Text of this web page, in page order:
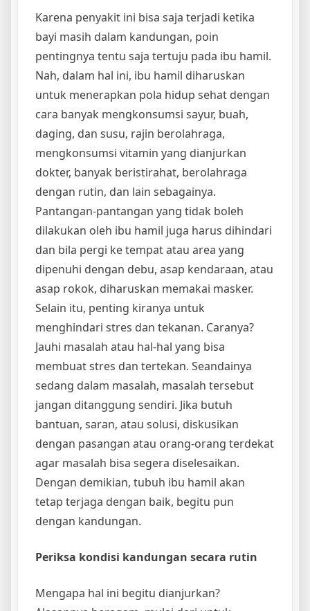
Karena penyakit ini bisa saja terjadi ketika
bayi masih dalam kandungan, poin
pentingnya tentu saja tertuju pada ibu hamil.
Nah, dalam hal ini, ibu hamil diharuskan
untuk menerapkan pola hidup sehat dengan
cara banyak mengkonsumsi sayur, buah,
daging, dan susu, rajin berolahraga,
mengkonsumsi vitamin yang dianjurkan
dokter, banyak beristirahat, berolahraga
dengan rutin, dan lain sebagainya.
Pantangan-pantangan yang tidak boleh
dilakukan oleh ibu hamil juga harus dihindari
dan bila pergi ke tempat atau area yang
dipenuhi dengan debu, asap kendaraan, atau
asap rokok, diharuskan memakai masker.
Selain itu, penting kiranya untuk
menghindari stres dan tekanan. Caranya?
Jauhi masalah atau hal-hal yang bisa
membuat stres dan tertekan. Seandainya
sedang dalam masalah, masalah tersebut
jangan ditanggung sendiri. Jika butuh
bantuan, saran, atau solusi, diskusikan
dengan pasangan atau orang-orang terdekat
agar masalah bisa segera diselesaikan.
Dengan demikian, tubuh ibu hamil akan
tetap terjaga dengan baik, begitu pun
dengan kandungan.
Periksa kondisi kandungan secara rutin
Mengapa hal ini begitu dianjurkan?